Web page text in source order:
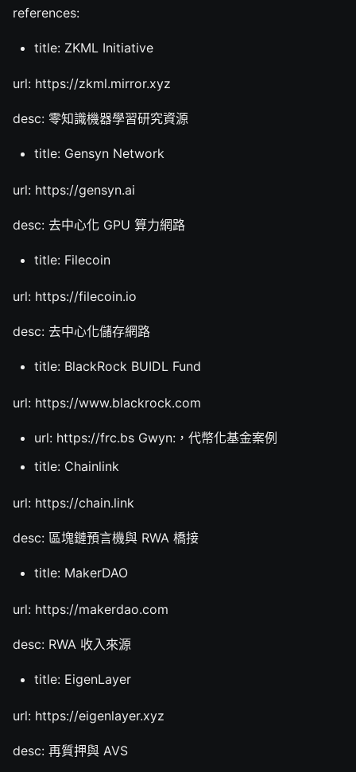
references:
title: ZKML Initiative
url: https://zkml.mirror.xyz
desc: 零知識機器學習研究資源
title: Gensyn Network
url: https://gensyn.ai
desc: 去中心化 GPU 算力網路
title: Filecoin
url: https://filecoin.io
desc: 去中心化儲存網路
title: BlackRock BUIDL Fund
url: https://www.blackrock.com
url: https://frc.bs Gwyn:，代幣化基金案例
title: Chainlink
url: https://chain.link
desc: 區塊鏈預言機與 RWA 橋接
title: MakerDAO
url: https://makerdao.com
desc: RWA 收入來源
title: EigenLayer
url: https://eigenlayer.xyz
desc: 再質押與 AVS